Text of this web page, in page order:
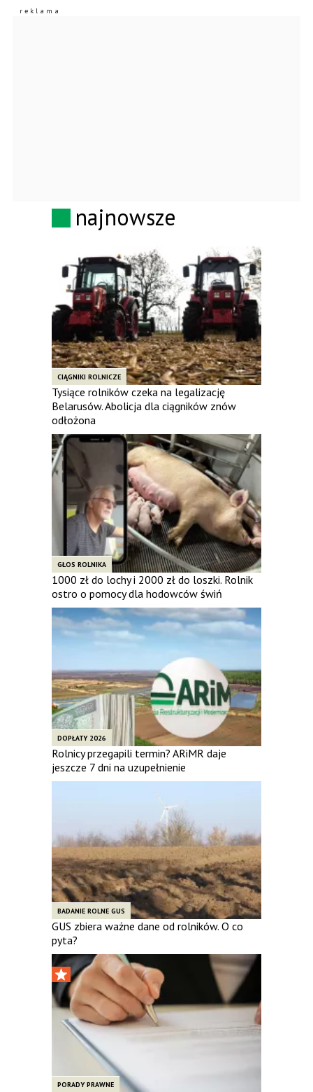
najnowsze
CIĄGNIKI ROLNICZE
Tysiące rolników czeka na legalizację
Belarusów. Abolicja dla ciągników znów
odłożona
GŁOS ROLNIKA
1000 zł do lochy i 2000 zł do loszki. Rolnik
ostro o pomocy dla hodowców świń
DOPŁATY 2026
Rolnicy przegapili termin? ARiMR daje
jeszcze 7 dni na uzupełnienie
BADANIE ROLNE GUS
GUS zbiera ważne dane od rolników. O co
pyta?
PORADY PRAWNE